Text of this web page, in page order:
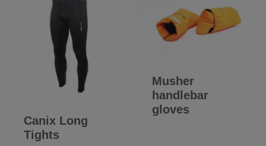
Canix Long
Tights
Musher
handlebar
gloves